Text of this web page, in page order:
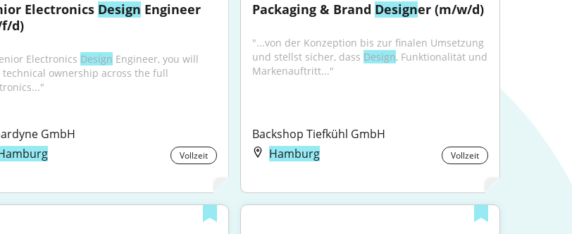
Electronics Design Engineer
d)
Electronics Design Engineer, you will
technical ownership across the full
GmbH
Vollzeit
Packaging & Brand Designer (m/w/d)
"...von der Konzeption bis zur finalen Umsetzung
und stellst sicher, dass Design, Funktionalität und
Markenauftritt..."
Backshop Tiefkühl GmbH
Hamburg
Vollzeit